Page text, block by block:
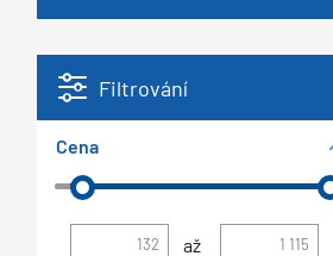
Filtrování
Cena
až